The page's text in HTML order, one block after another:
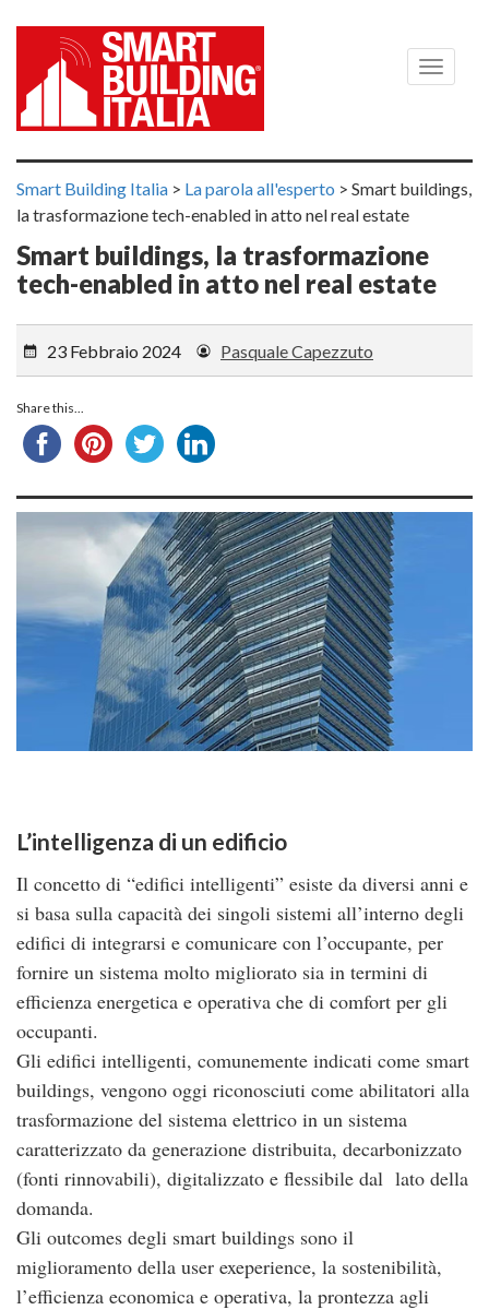
Menù
Smart Building Italia > La parola all'esperto > Smart buildings,
la trasformazione tech-enabled in atto nel real estate
Smart buildings, la trasformazione
tech-enabled in atto nel real estate
23 Febbraio 2024 Pasquale Capezzuto
Share this...
L’intelligenza di un edificio
Il concetto di “edifici intelligenti” esiste da diversi anni e
si basa sulla capacità dei singoli sistemi all’interno degli
edifici di integrarsi e comunicare con l’occupante, per
fornire un sistema molto migliorato sia in termini di
efficienza energetica e operativa che di comfort per gli
occupanti.
Gli edifici intelligenti, comunemente indicati come smart
buildings, vengono oggi riconosciuti come abilitatori alla
trasformazione del sistema elettrico in un sistema
caratterizzato da generazione distribuita, decarbonizzato
(fonti rinnovabili), digitalizzato e flessibile dal lato della
domanda.
Gli outcomes degli smart buildings sono il
miglioramento della user exeperience, la sostenibilità,
l’efficienza economica e operativa, la prontezza agli